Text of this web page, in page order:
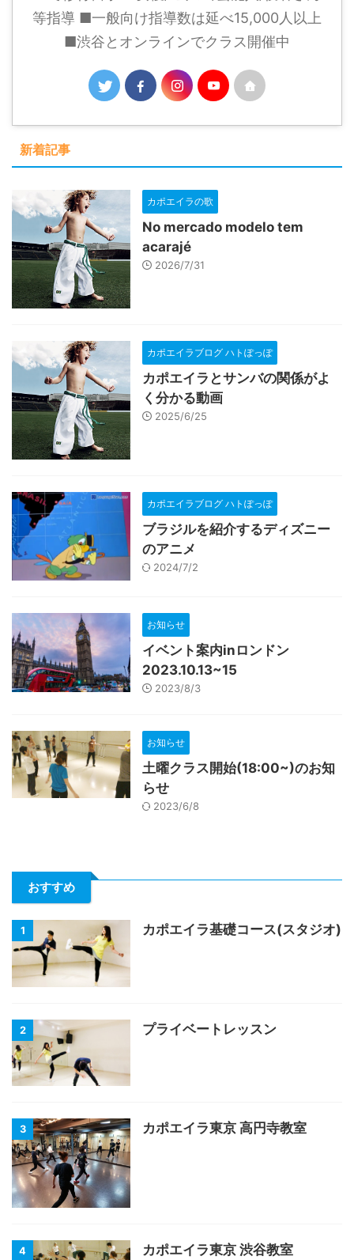
等指導 ■一般向け指導数は延べ15,000人以上
■渋谷とオンラインでクラス開催中
新着記事
カポエイラの歌
No mercado modelo tem
acarajé
2026/7/31
カポエイラブログ ハトぽっぽ
カポエイラとサンバの関係がよ
く分かる動画
2025/6/25
カポエイラブログ ハトぽっぽ
ブラジルを紹介するディズニー
のアニメ
2024/7/2
お知らせ
イベント案内inロンドン
2023.10.13~15
2023/8/3
お知らせ
土曜クラス開始(18:00~)のお知
らせ
2023/6/8
おすすめ
1 カポエイラ基礎コース(スタジオ)
2 プライベートレッスン
3 カポエイラ東京 高円寺教室
4
カポエイラ東京 渋谷教室